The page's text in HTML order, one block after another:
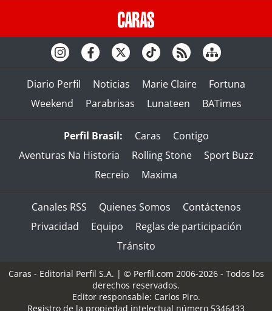
Diario Perfil Noticias Marie Claire
Fortuna
Weekend
Parabrisas Lunateen BATimes
Perfil Brasil: Caras
Contigo
Aventuras Na Historia
Rolling Stone
Sport Buzz
Recreio
Maxima
Canales RSS Quienes Somos
Contáctenos
Privacidad
Equipo
Reglas de participación
Tránsito
Caras - Editorial Perfil S.A. | © Perfil.com 2006-2026 - Todos los
derechos reservados.
Editor responsable: Carlos Piro.
Registro de la propiedad intelectual número 5346433